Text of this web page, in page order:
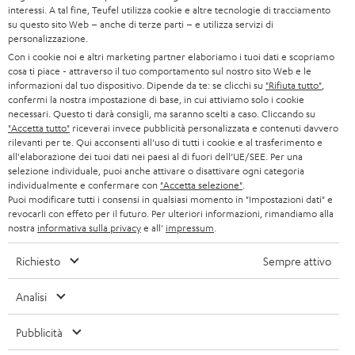
l
e
t
t
e
r
BLUETOOTH
CUFFIE
CUFFIE BLUETOOTH
SET STEREO
ALTOPARLANTE
ULTIMA
CUFFIE IN-EAR
FANSHOP
NOVITÁ
STAMPA
B2B
BLOG
NEWSLETTER
NEGOZI
VANTAGGI TEUFEL
LA NOSTRA STORIA
AUSTRIA
SVIZZERA
PAESI BASSI
BELGIO
FRANCIA
POLONIA
ITALIA
errori di battitura e omissioni. Gli accessori mostrati nelle nostre foto non sono
interessi. A tal fine, Teufel utilizza cookie e altre tecnologie di tracciamento
su questo sito Web – anche di terze parti – e utilizza servizi di
personalizzazione.
Con i cookie noi e altri marketing partner elaboriamo i tuoi dati e scopriamo
cosa ti piace - attraverso il tuo comportamento sul nostro sito Web e le
informazioni dal tuo dispositivo. Dipende da te: se clicchi su "Rifiuta tutto"
confermi la nostra impostazione di base, in cui attiviamo solo i cookie
necessari. Questo ti darà consigli, ma saranno scelti a caso. Cliccando su
"Accetta tutto" riceverai invece pubblicità personalizzata e contenuti davvero
rilevanti per te. Qui acconsenti all'uso di tutti i cookie e al trasferimento e
all'elaborazione dei tuoi dati nei paesi al di fuori dell’UE/SEE. Per una
selezione individuale, puoi anche attivare o disattivare ogni categoria
individualmente e confermare con "Accetta selezione"
Puoi modificare tutti i consensi in qualsiasi momento in "Impostazioni dati" e
revocarli con effeto per il futuro. Per ulteriori informazioni, rimandiamo alla
nostra informativa sulla privacye all' impressum
Richiesto Sempre attivo
Analisi
Pubblicità